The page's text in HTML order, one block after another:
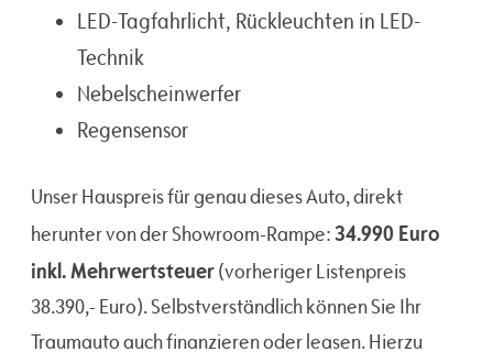
LED-Tagfahrlicht, Rückleuchten in LED-
Technik
Nebelscheinwerfer
Regensensor
Unser Hauspreis für genau dieses Auto, direkt
herunter von der Showroom-Rampe:34.990 Euro
inkl. Mehrwertsteuer(vorheriger Listenpreis
38.390,- Euro). Selbstverständlich können Sie Ihr
Traumauto auch finanzieren oder leasen. Hierzu